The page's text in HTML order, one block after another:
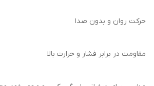
حرکت روان و بدون صدا
مقاومت در برابر فشار و حرارت بالا